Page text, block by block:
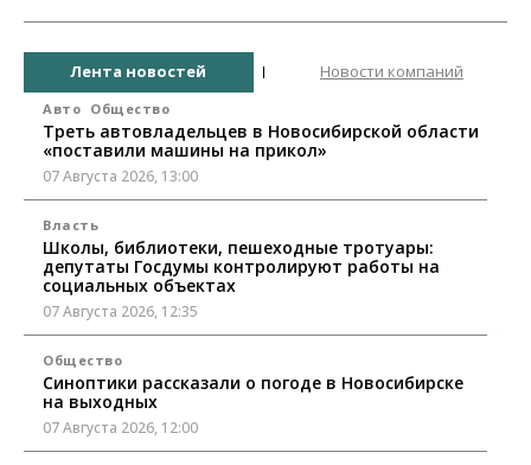
Лента новостей Новости компаний
Авто Общество
Треть автовладельцев в Новосибирской области
«поставили машины на прикол»
07 Августа 2026, 13:00
Власть
Школы, библиотеки, пешеходные тротуары:
депутаты Госдумы контролируют работы на
социальных объектах
07 Августа 2026, 12:35
Общество
Синоптики рассказали о погоде в Новосибирске
на выходных
07 Августа 2026, 12:00